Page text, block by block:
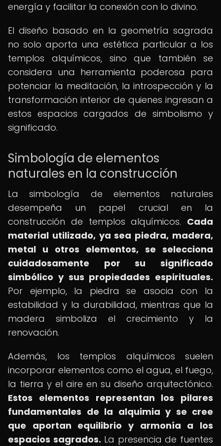
energía y facilitar la conexión con lo divino.
El diseño basado en la geometría sagrada
no solo aporta una estética particular a los
templos alquímicos, sino que también se
considera una herramienta poderosa para
potenciar la meditación, la introspección y la
transformación interior de quienes ingresan a
estos espacios cargados de simbolismo y
significado.
Simbología de elementos
naturales en la construcción
La simbología de elementos naturales
desempeña un papel crucial en la
construcción de templos alquímicos. Cada
material utilizado, ya sea piedra, madera,
metal u otros elementos, se selecciona
cuidadosamente por su significado
simbólico y sus propiedades espirituales.
Por ejemplo, la piedra se asocia con la
estabilidad y la durabilidad, mientras que la
madera simboliza el crecimiento y la
renovación.
Además, los templos alquímicos suelen
incorporar elementos como el agua, el fuego,
la tierra y el aire en su diseño arquitectónico.
Estos elementos representan los pilares
fundamentales de la alquimia y se cree
que aportan equilibrio y armonía a los
espacios sagrados. La presencia de fuentes